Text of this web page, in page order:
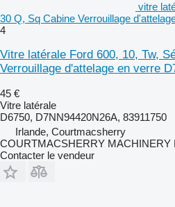
vitre
30 Q, Sq Cabine Verrouillage
4
Vitre latérale Ford 600, 10, Tw,
Verrouillage d'attelage en verre
45 €
Vitre latérale
D6750, D7NN94420N26A, 83911750
Irlande, Courtmacsherry
COURTMACSHERRY MACHINERY
Contacter le vendeur